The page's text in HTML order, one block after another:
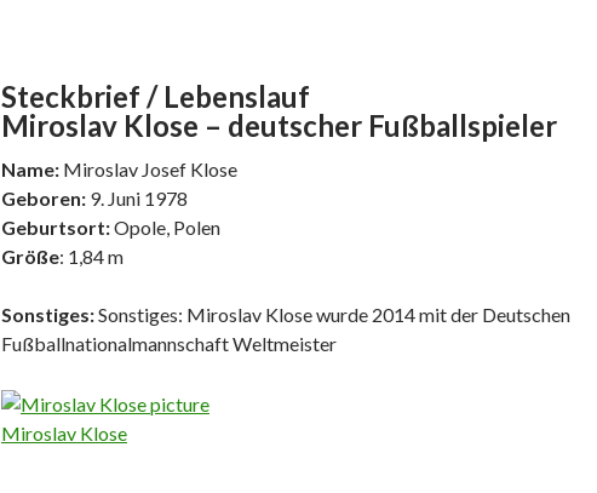
Steckbrief / Lebenslauf
Miroslav Klose – deutscher Fußballspieler
Name: Miroslav Josef Klose
Geboren: 9. Juni 1978
Geburtsort:Opole, Polen
Größe: 1,84 m
Sonstiges:Sonstiges: Miroslav Klose wurde 2014 mit der Deutschen
Fußballnationalmannschaft Weltmeister
Miroslav Klose